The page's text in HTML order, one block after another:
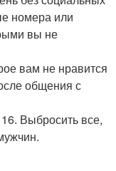
номера или
вы не
вам не нравится
общения с
Выбросить все,